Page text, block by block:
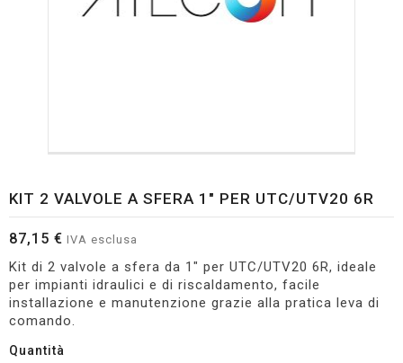
KIT 2 VALVOLE A SFERA 1" PER UTC/UTV20 6R
87,15 € IVA esclusa
Kit di 2 valvole a sfera da 1" per UTC/UTV20 6R, ideale
per impianti idraulici e di riscaldamento, facile
installazione e manutenzione grazie alla pratica leva di
comando.
Quantità